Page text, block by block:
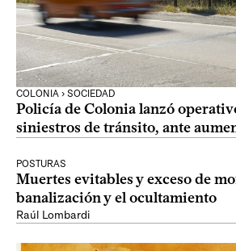
COLONIA › SOCIEDAD
Policía de Colonia lanzó
siniestros de tránsito, ante
POSTURAS
Muertes evitables y exceso de
banalización y el ocultamiento
Raúl Lombardi